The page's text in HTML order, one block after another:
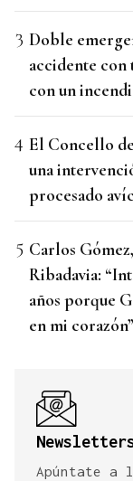
Doble
accidente con
con un
El Concello
una
procesado
Carlos
Ribadavia:
años porque
en mi corazón”
Apúntate a